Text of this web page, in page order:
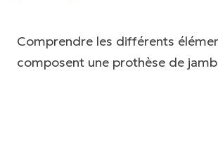
Comprendre les différents
composent une prothèse de